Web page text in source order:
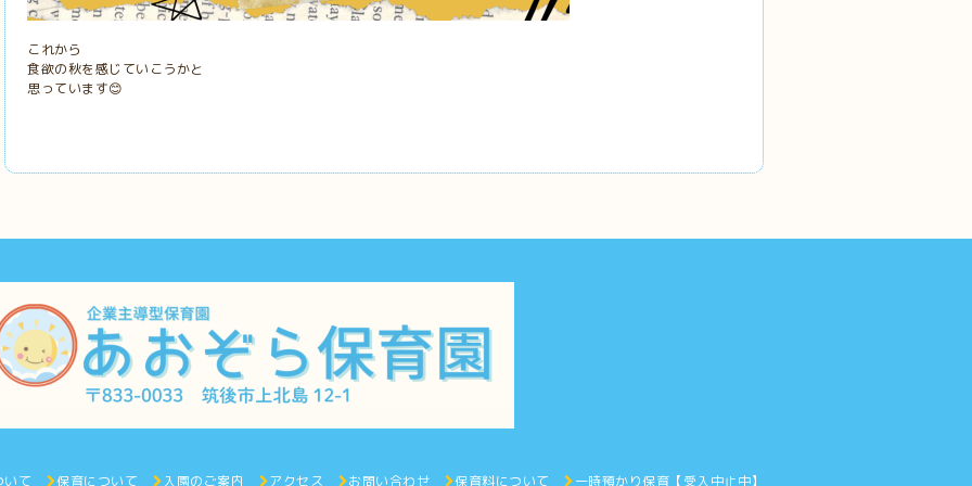
これから
食欲の秋を感じていこうかと
思っています😊
いて 保育について 入園のご案内 アクセス お問い合わせ 保育料について 一時預かり保育【受入中止中】